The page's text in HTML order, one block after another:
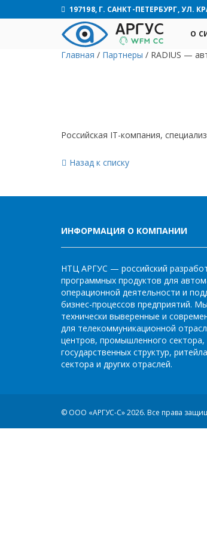
197198, Г. САНКТ-ПЕТЕРБУРГ, УЛ.
О
Главная / Партнеры / RADIUS —
Российская IT-компания,
Назад к списку
ИНФОРМАЦИЯ О КОМПАНИИ
НТЦ АРГУС — российский
программных продуктов для
операционной деятельности и
бизнес-процессов предприятий.
технически выверенные и
для телекоммуникационной
центров, промышленного сектора,
государственных структур,
сектора и других отраслей.
© ООО «АРГУС-С» 2026. Все права